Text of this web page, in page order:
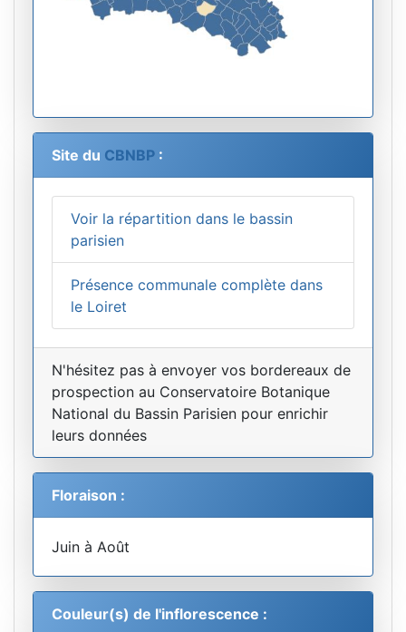
Site du CBNBP :
Voir la répartition dans le bassin
parisien
Présence communale complète dans
le Loiret
N'hésitez pas à envoyer vos bordereaux de
prospection au Conservatoire Botanique
National du Bassin Parisien pour enrichir
leurs données
Floraison :
Juin à Août
Couleur(s) de l'inflorescence :